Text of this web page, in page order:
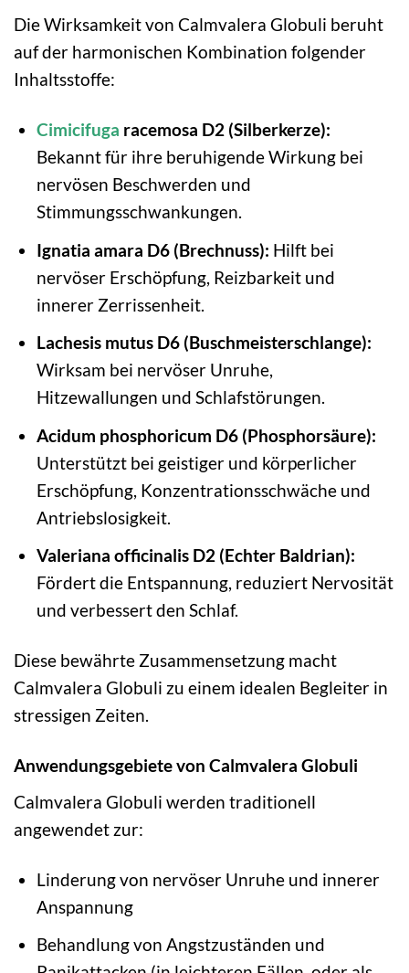
Die Wirksamkeit von Calmvalera Globuli beruht
auf der harmonischen Kombination folgender
Inhaltsstoffe:
Cimicifuga racemosa D2 (Silberkerze):
Bekannt für ihre beruhigende Wirkung bei
nervösen Beschwerden und
Stimmungsschwankungen.
Ignatia amara D6 (Brechnuss): Hilft bei
nervöser Erschöpfung, Reizbarkeit und
innerer Zerrissenheit.
Lachesis mutus D6 (Buschmeisterschlange):
Wirksam bei nervöser Unruhe,
Hitzewallungen und Schlafstörungen.
Acidum phosphoricum D6 (Phosphorsäure):
Unterstützt bei geistiger und körperlicher
Erschöpfung, Konzentrationsschwäche und
Antriebslosigkeit.
Valeriana officinalis D2 (Echter Baldrian):
Fördert die Entspannung, reduziert Nervosität
und verbessert den Schlaf.
Diese bewährte Zusammensetzung macht
Calmvalera Globuli zu einem idealen Begleiter in
stressigen Zeiten.
Anwendungsgebiete von Calmvalera Globuli
Calmvalera Globuli werden traditionell
angewendet zur:
Linderung von nervöser Unruhe und innerer
Anspannung
Behandlung von Angstzuständen und